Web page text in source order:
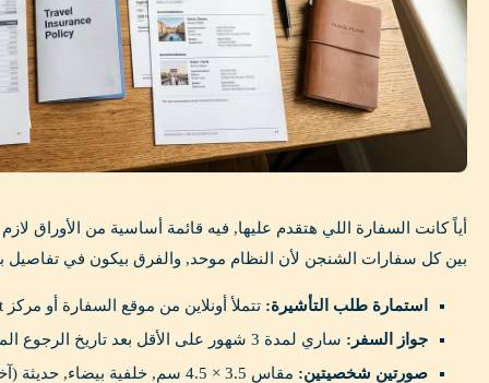
أياً كانت السفارة اللي هتقدم عليها, فيه قائمة أساسية من الأوراق
بين كل سفارات الشنجن لأن النظام موحد, والفرق بيكون في تفاصيل
استمارة طلب التأشيرة: تتملأ أونلاين من موقع السفارة أو مركز VFS/TLScontact, وتتطبع وتتوقع.
جواز السفر: ساري لمدة 3 شهور على الأقل بعد تاريخ الرجوع المخطط, وفيه صفحتين فاضيتين.
صورتين شخصيتين: مقاس 3.5 × 4.5 سم, خلفية بيضاء, حديثة (آخر 6 شهور).